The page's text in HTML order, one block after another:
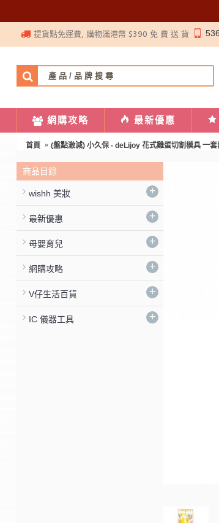
提貨點免運費, 購物滿港幣 $390 免 費 送 貨
網購攻略 最新優惠
首頁 (盤點激減) 小久保 - deLijoy 花式雞蛋切割模具 一
商品目錄
wishh 美妝 +
最新優惠 +
母嬰育兒 +
網購攻略 +
V仔生活百貨 +
IC 儀器工具 +